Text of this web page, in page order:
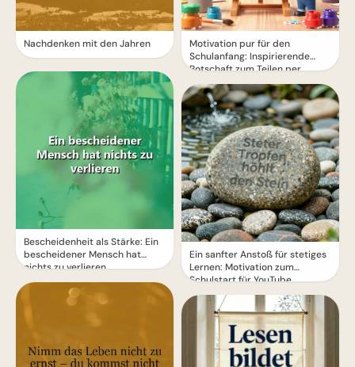
Nachdenken mit den Jahren
Bescheidenheit als Stärke: Ein
bescheidener Mensch hat
nichts zu verlieren
Motivation pur für den
Schulanfang: Inspirierende
Botschaft zum Teilen per
WhatsApp!
Ein sanfter Anstoß für stetiges
Lernen: Motivation zum
Schulstart für YouTube.